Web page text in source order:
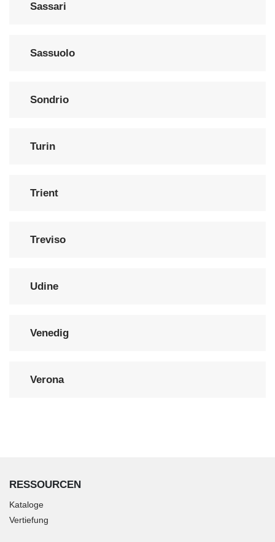
Sassari
Sassuolo
Sondrio
Turin
Trient
Treviso
Udine
Venedig
Verona
RESSOURCEN
Kataloge
Vertiefung